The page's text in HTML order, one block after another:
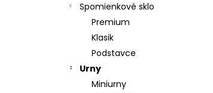
Spomienkové sklo
Premium
Klasik
Podstavce
Urny
Miniurny